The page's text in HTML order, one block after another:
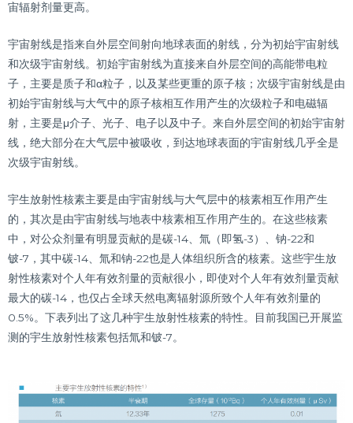
宙辐射剂量更高。
宇宙射线是指来自外层空间射向地球表面的射线，分为初始宇宙射线
和次级宇宙射线。初始宇宙射线为直接来自外层空间的高能带电粒
子，主要是质子和α粒子，以及某些更重的原子核；次级宇宙射线是由
初始宇宙射线与大气中的原子核相互作用产生的次级粒子和电磁辐
射，主要是μ介子、光子、电子以及中子。来自外层空间的初始宇宙射
线，绝大部分在大气层中被吸收，到达地球表面的宇宙射线几乎全是
次级宇宙射线。
宇生放射性核素主要是由宇宙射线与大气层中的核素相互作用产生
的，其次是由宇宙射线与地表中核素相互作用产生的。在这些核素
中，对公众剂量有明显贡献的是碳-14、氚（即氢-3）、钠-22和
铍-7，其中碳-14、氚和钠-22也是人体组织所含的核素。这些宇生放
射性核素对个人年有效剂量的贡献很小，即使对个人年有效剂量贡献
最大的碳-14，也仅占全球天然电离辐射源所致个人年有效剂量的
0.5%。下表列出了这几种宇生放射性核素的特性。目前我国已开展监
测的宇生放射性核素包括氚和铍-7。